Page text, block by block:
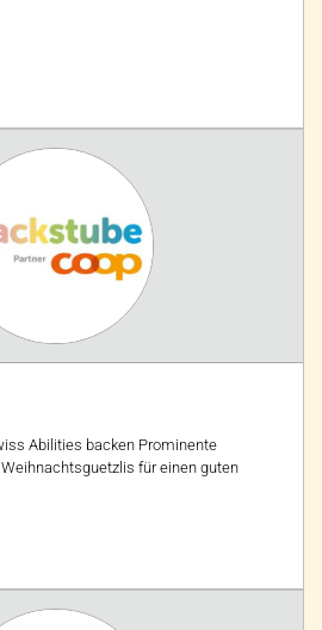
Abilities backen Prominente
für einen guten